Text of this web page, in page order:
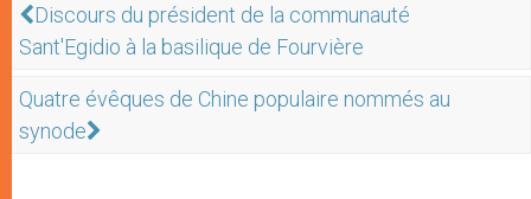
Discours du président de la communauté
Sant'Egidio à la basilique de Fourvière
Quatre évêques de Chine populaire nommés au
synode